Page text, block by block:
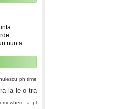
nunta
ph time
la le o tra
a pl